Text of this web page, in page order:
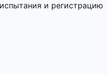
и регистрацию